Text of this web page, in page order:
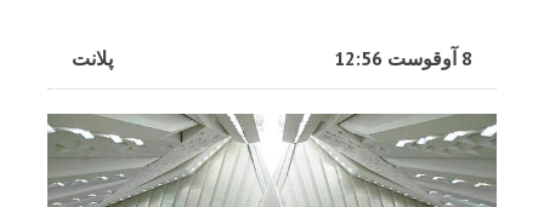
پلانت 8 آوقوست 12:56